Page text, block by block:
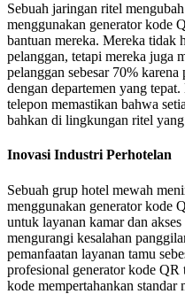
Sebuah jaringan ritel
menggunakan generator kode
bantuan mereka. Mereka tidak
pelanggan, tetapi mereka juga
pelanggan sebesar 70%
dengan departemen yang
telepon memastikan bahwa
bahkan di lingkungan ritel
Inovasi Industri Perhotelan
Sebuah grup hotel mewah
menggunakan generator kode
untuk layanan kamar dan
mengurangi kesalahan
pemanfaatan layanan tamu
profesional generator kode QR
kode mempertahankan standar